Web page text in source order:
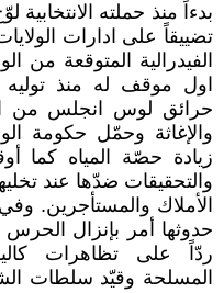
بدءاً منذ حملته
تضييقاً على ادارات
الفيدرالية المتوقعة من
اول موقف له منذ توليه
حرائق لوس انجلس من
والإغاثة وحمّل حكومة
زيادة حصّة المياه كما
والتحقيقات ضدّها عند
الأملاك والمستأجرين.
حدوثها أمر بإنزال
ردّاً على تظاهرات
المسلحة وقيّد سلطات